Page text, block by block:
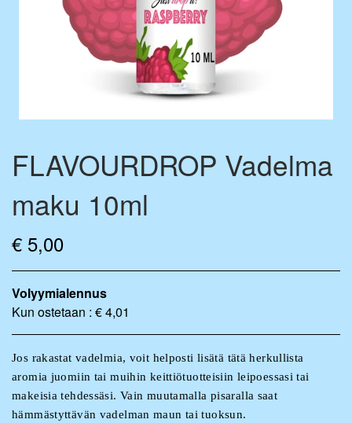
FLAVOURDROP AROMIPISARAT
BASE VÆSKE
FLAVOURBALL-TARVIKKEET
MIX-PULLOT
MERCHANDISE
FLAVOURDROP Vadelma
maku 10ml
€ 5,00
Volyymialennus
Kun ostetaan : € 4,01
Jos rakastat vadelmia, voit helposti lisätä tätä herkullista
aromia juomiin tai muihin keittiötuotteisiin leipoessasi tai
makeisia tehdessäsi. Vain muutamalla pisaralla saat
hämmästyttävän vadelman maun tai tuoksun.